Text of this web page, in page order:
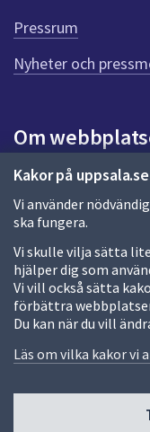
Kakor på uppsala.se
Vi använder
ska fungera.
Vi skulle vilja sätta
hjälper dig som
Vi vill också sätta
förbättra
Du kan när du vill
Läs om vilka kakor vi
e
n
n
i
d
a
Pressrum
Nyheter och
Om
Om webbplatsen
Allmänna
Behandling av
Kakor
Språk (other